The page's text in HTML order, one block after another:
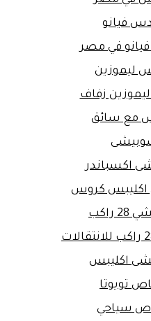
فيانو
في مصر
ليموزين
زفاف
مع سائق
اكسباندر
اكليبس كروس
راكب
اكليبس
تويوتا
سياحي